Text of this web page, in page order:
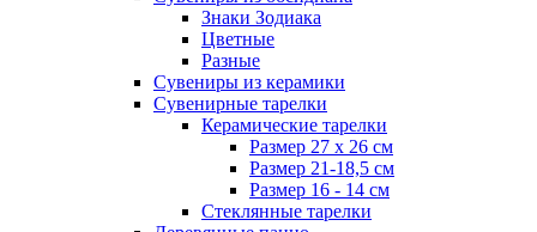
Знаки Зодиака
Цветные
Разные
Сувениры из керамики
Сувенирные тарелки
Керамические тарелки
Размер 27 х 26 см
Размер 21-18,5 см
Размер 16 - 14 см
Стеклянные тарелки